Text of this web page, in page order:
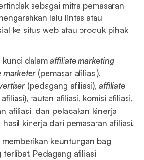
sebagai mitra pemasaran
lalu lintas atau
ke situs web atau produk pihak
kunci dalamaffiliate marketing
marketer(pemasar afiliasi),
(pedagang afiliasi), affiliate
tautan afiliasi, komisi afiliasi,
afiliasi, dan pelacakan kinerja
kinerja dari pemasaran afiliasi.
memberikan keuntungan bagi
terlibat. Pedagang afiliasi